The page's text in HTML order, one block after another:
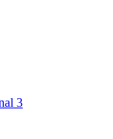
3